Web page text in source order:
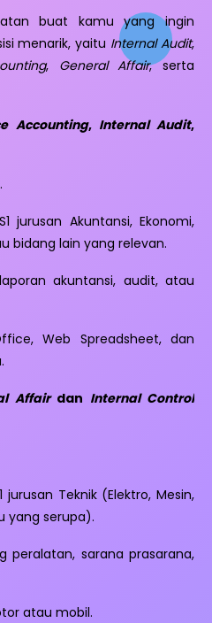
buat kamu yang ingin
menarik, yaitu Internal Audit,
, General Affair, serta
Accounting, Internal Audit,
jurusan Akuntansi, Ekonomi,
bidang lain yang relevan.
akuntansi, audit, atau
Web Spreadsheet, dan
Affairdan Internal Control
jurusan Teknik (Elektro, Mesin,
yang serupa).
peralatan, sarana prasarana,
atau mobil.